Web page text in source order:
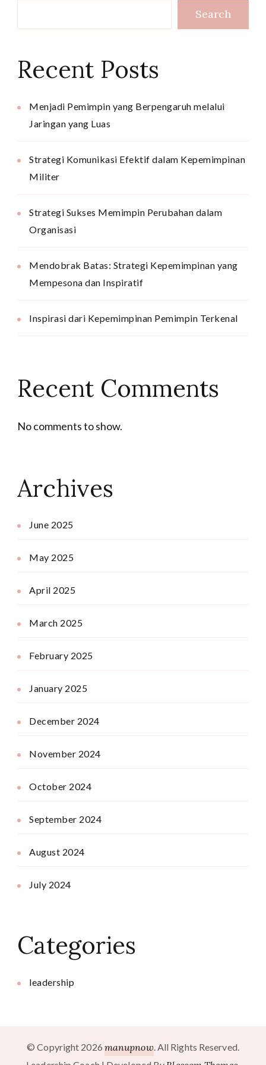
Search
Recent Posts
Menjadi Pemimpin yang Berpengaruh melalui
Jaringan yang Luas
Strategi Komunikasi Efektif dalam Kepemimpinan
Militer
Strategi Sukses Memimpin Perubahan dalam
Organisasi
Mendobrak Batas: Strategi Kepemimpinan yang
Mempesona dan Inspiratif
Inspirasi dari Kepemimpinan Pemimpin Terkenal
Recent Comments
No comments to show.
Archives
June 2025
May 2025
April 2025
March 2025
February 2025
January 2025
December 2024
November 2024
October 2024
September 2024
August 2024
July 2024
Categories
leadership
© Copyright 2026 manupnow. All Rights Reserved.